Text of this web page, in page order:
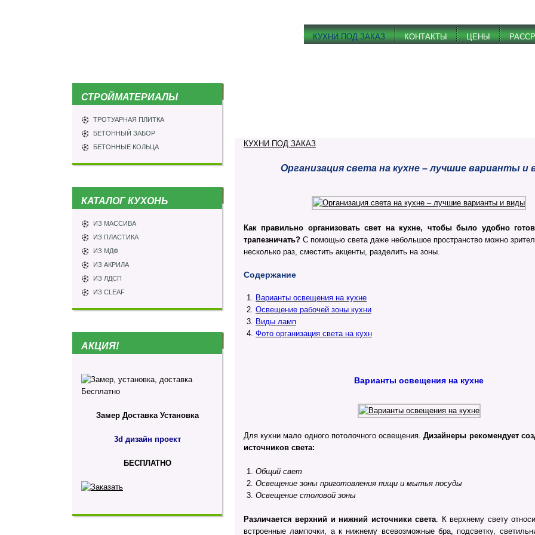
КУХНИ ПОД ЗАКАЗ КОНТАКТЫ ЦЕНЫ
СТРОЙМАТЕРИАЛЫ
ТРОТУАРНАЯ ПЛИТКА
БЕТОННЫЙ ЗАБОР
БЕТОННЫЕ КОЛЬЦА
КАТАЛОГ КУХОНЬ
ИЗ МАССИВА
ИЗ ПЛАСТИКА
ИЗ МДФ
ИЗ АКРИЛА
ИЗ ЛДСП
ИЗ CLEAF
АКЦИЯ!
Замер Доставка Установка
3d дизайн проект
БЕСПЛАТНО
КУХНИ ПОД ЗАКАЗ
Организация света на кухне – лучшие варианты и
Как правильно организовать свет на кухне, чтобы было удобно
трапезничать? С помощью света даже небольшое пространство можно
несколько раз, сместить акценты, разделить на зоны.
Содержание
Варианты освещения на кухне
Освещение рабочей зоны кухни
Виды ламп
Фото организация света на кухн
Варианты освещения на кухне
Для кухни мало одного потолочного освещения.Дизайнеры рекомендует
источников света:
Общий свет
Освещение зоны приготовления пищи и мытья посуды
Освещение столовой зоны
Различается верхний и нижний источники света. К верхнему свету
встроенные лампочки, а к нижнему всевозможные бра, подсветку,